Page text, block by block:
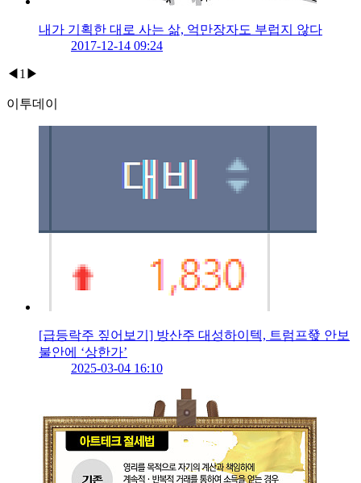
내가 기획한 대로 사는 삶, 억만장자도 부럽지 않다
2017-12-14 09:24
◀ 1 ▶
이투데이
[급등락주 짚어보기] 방산주 대성하이텍, 트럼프發 안보
불안에 ‘상한가’
2025-03-04 16:10